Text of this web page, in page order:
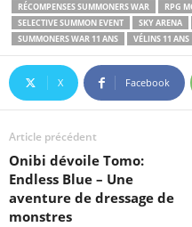
RÉCOMPENSES SUMMONERS WAR
RPG
SELECTIVE SUMMON EVENT
SKY ARENA
SUMMONERS WAR 11 ANS
VÉLINS 11 ANS
X Facebook
Article précédent
Onibi dévoile Tomo:
Endless Blue – Une
aventure de dressage de
monstres